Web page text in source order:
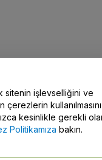
sitenin işlevselliğini ve
kullanılmasını
kesinlikle gerekli
Politikamıza bakın.